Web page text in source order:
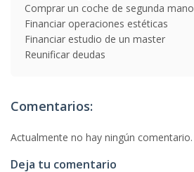
Comprar un coche de segunda mano
Financiar operaciones estéticas
Financiar estudio de un master
Reunificar deudas
Comentarios:
Actualmente no hay ningún comentario.
Deja tu comentario